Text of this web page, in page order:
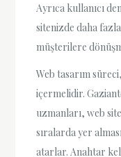
Ayrıca kullanıcı
sitenizde daha
müşterilere
Web tasarım
içermelidir.
uzmanları, web
sıralarda yer
atarlar. Anahtar